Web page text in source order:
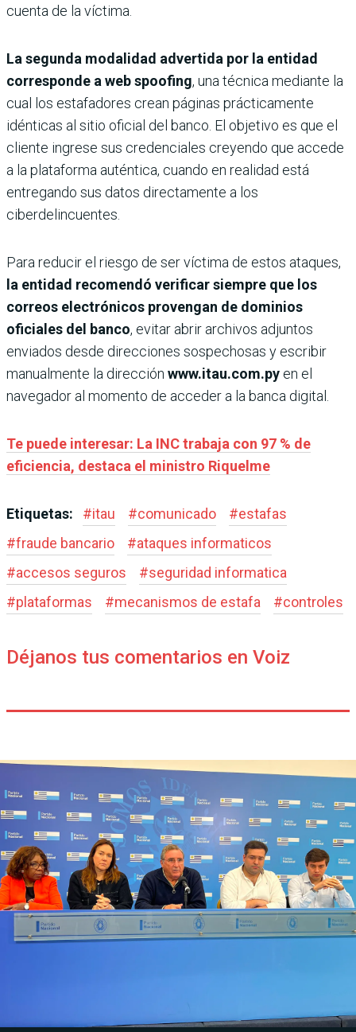
cuenta de la víctima.
La segunda modalidad advertida por la entidad
corresponde a web spoofing, una técnica mediante la
cual los estafadores crean páginas prácticamente
idénticas al sitio oficial del banco. El objetivo es que el
cliente ingrese sus credenciales creyendo que accede
a la plataforma auténtica, cuando en realidad está
entregando sus datos directamente a los
ciberdelincuentes.
Para reducir el riesgo de ser víctima de estos ataques,
la entidad recomendó verificar siempre que los
correos electrónicos provengan de dominios
oficiales del banco, evitar abrir archivos adjuntos
enviados desde direcciones sospechosas y escribir
manualmente la dirección www.itau.com.py en el
navegador al momento de acceder a la banca digital.
Te puede interesar: La INC trabaja con 97 % de
eficiencia, destaca el ministro Riquelme
Etiquetas: #itau #comunicado #estafas
#fraude bancario #ataques informaticos
#accesos seguros #seguridad informatica
#plataformas #mecanismos de estafa #controles
Déjanos tus comentarios en Voiz